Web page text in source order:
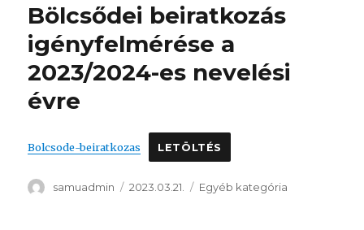
Bölcsődei beiratkozás
igényfelmérése a
2023/2024-es nevelési
évre
Bolcsode-beiratkozas LETÖLTÉS
Szerző
samuadmin Közzétéve
2023.03.21. Kategória
Egyéb kategória